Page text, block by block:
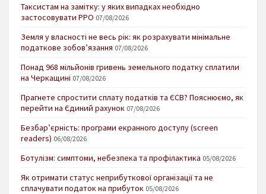
Таксистам на замітку: у яких випадках необхідно
застосовувати РРО 07/08/2026
Земля у власності не весь рік: як розрахувати мінімальне
податкове зобов’язання 07/08/2026
Понад 968 мільйонів гривень земельного податку сплатили
на Черкащині 07/08/2026
Прагнете спростити сплату податків та ЄСВ? Пояснюємо, як
перейти на Єдиний рахунок 07/08/2026
Безбар’єрність: програми екранного доступу (screen
readers) 06/08/2026
Ботулізм: симптоми, небезпека та профілактика 05/08/2026
Як отримати статус неприбуткової організації та не
сплачувати податок на прибуток 05/08/2026